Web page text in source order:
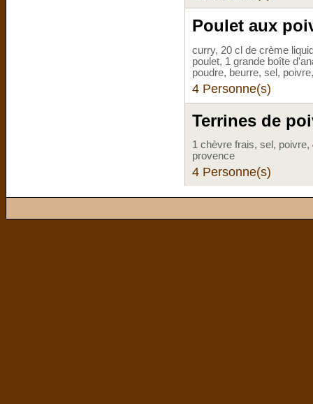
Poulet aux
curry, 20 cl de crème
poulet, 1 grande boîte
poudre, beurre, sel,
4 Personne(s)
Terrines de
1 chèvre frais, sel, poivre,
provence
4 Personne(s)